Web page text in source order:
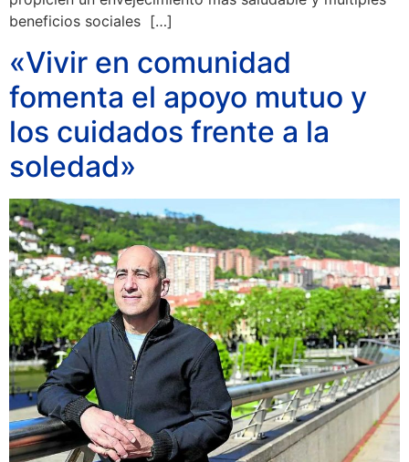
beneficios sociales […]
«Vivir en comunidad
fomenta el apoyo mutuo y
los cuidados frente a la
soledad»